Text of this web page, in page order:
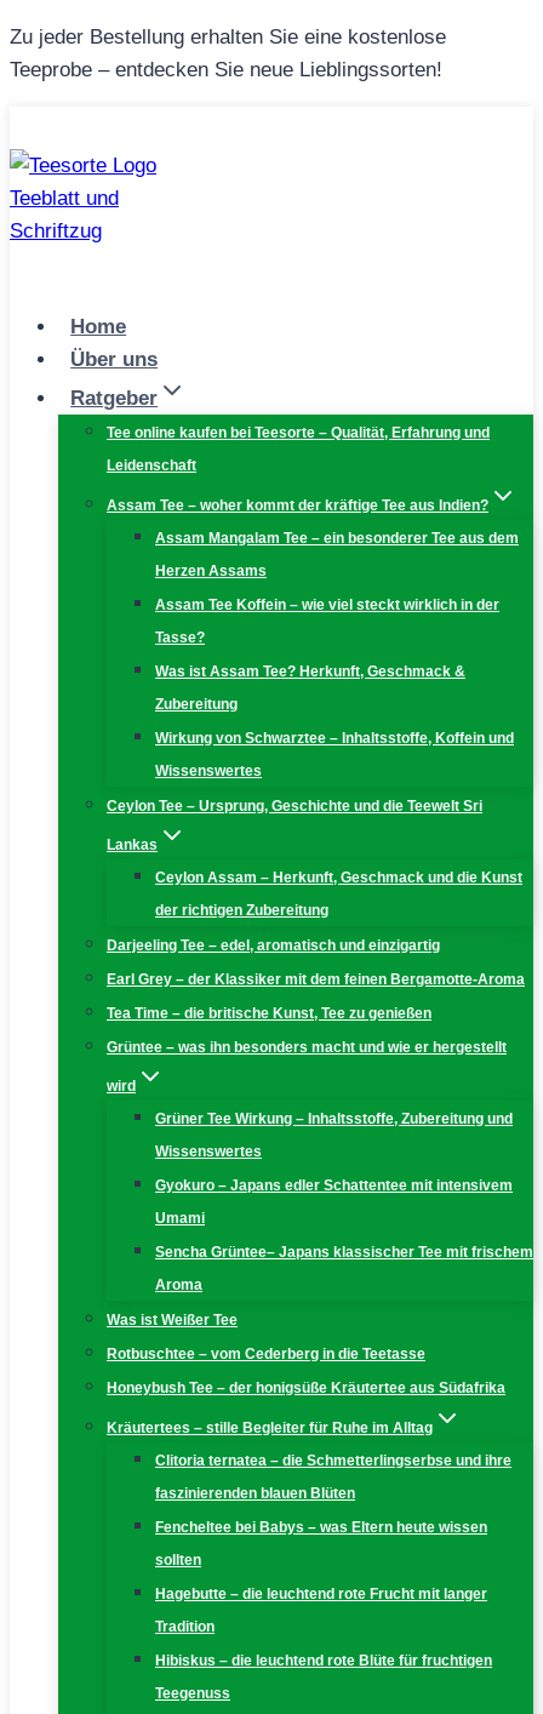
Zum
Inhalt
Zu jeder Bestellung erhalten Sie eine kostenlose
Teeprobe – entdecken Sie neue Lieblingssorten!
Home
Über uns
Ratgeber
Tee online kaufen bei Teesorte – Qualität, Erfahrung und
Leidenschaft
Assam Tee – woher kommt der kräftige Tee aus Indien?
Assam Mangalam Tee – ein besonderer Tee aus dem
Herzen Assams
Assam Tee Koffein – wie viel steckt wirklich in der
Tasse?
Was ist Assam Tee? Herkunft, Geschmack &
Zubereitung
Wirkung von Schwarztee – Inhaltsstoffe, Koffein und
Wissenswertes
Ceylon Tee – Ursprung, Geschichte und die Teewelt Sri
Lankas
Ceylon Assam – Herkunft, Geschmack und die Kunst
der richtigen Zubereitung
Darjeeling Tee – edel, aromatisch und einzigartig
Earl Grey – der Klassiker mit dem feinen Bergamotte-Aroma
Tea Time – die britische Kunst, Tee zu genießen
Grüntee – was ihn besonders macht und wie er hergestellt
wird
Grüner Tee Wirkung – Inhaltsstoffe, Zubereitung und
Wissenswertes
Gyokuro – Japans edler Schattentee mit intensivem
Umami
Sencha Grüntee– Japans klassischer Tee mit frischem
Aroma
Was ist Weißer Tee
Rotbuschtee – vom Cederberg in die Teetasse
Honeybush Tee – der honigsüße Kräutertee aus Südafrika
Kräutertees – stille Begleiter für Ruhe im Alltag
Clitoria ternatea – die Schmetterlingserbse und ihre
faszinierenden blauen Blüten
Fencheltee bei Babys – was Eltern heute wissen
sollten
Hagebutte – die leuchtend rote Frucht mit langer
Tradition
Hibiskus – die leuchtend rote Blüte für fruchtigen
Teegenuss